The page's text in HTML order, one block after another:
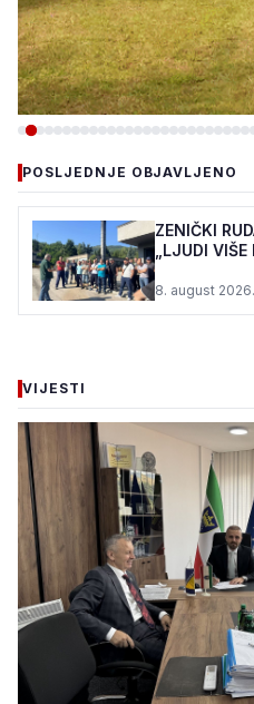
PC DUJE:
GODINE U
MIRSADA
7. august 2026.•131 pregleda
POSLJEDNJE OBJAVLJENO
ZENIČKI
„LJUDI
8. august 2026.
VIJESTI